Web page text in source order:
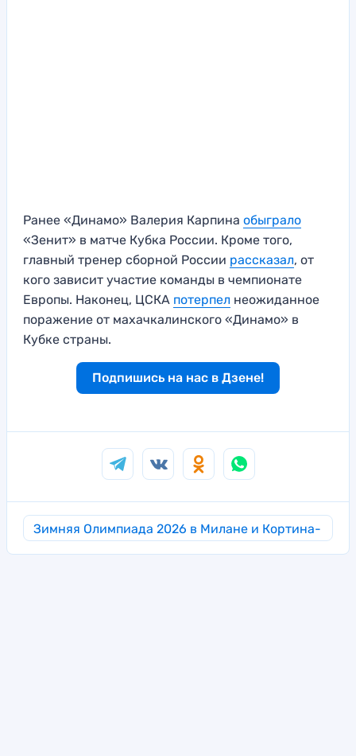
Ранее «Динамо» Валерия Карпина обыграло
«Зенит» в матче Кубка России. Кроме того,
главный тренер сборной России рассказал, от
кого зависит участие команды в чемпионате
Европы. Наконец, ЦСКА потерпел неожиданное
поражение от махачкалинского «Динамо» в
Кубке страны.
Подпишись на нас в Дзене!
Зимняя Олимпиада 2026 в Милане и Кортина-
д’Ампеццо